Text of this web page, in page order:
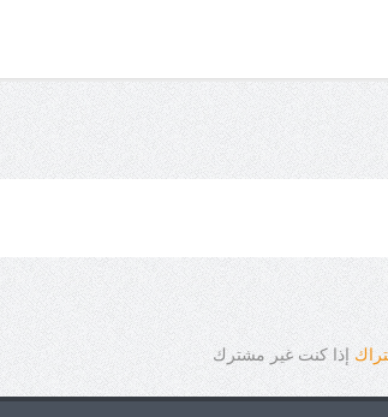
إذا كنت غير مشترك